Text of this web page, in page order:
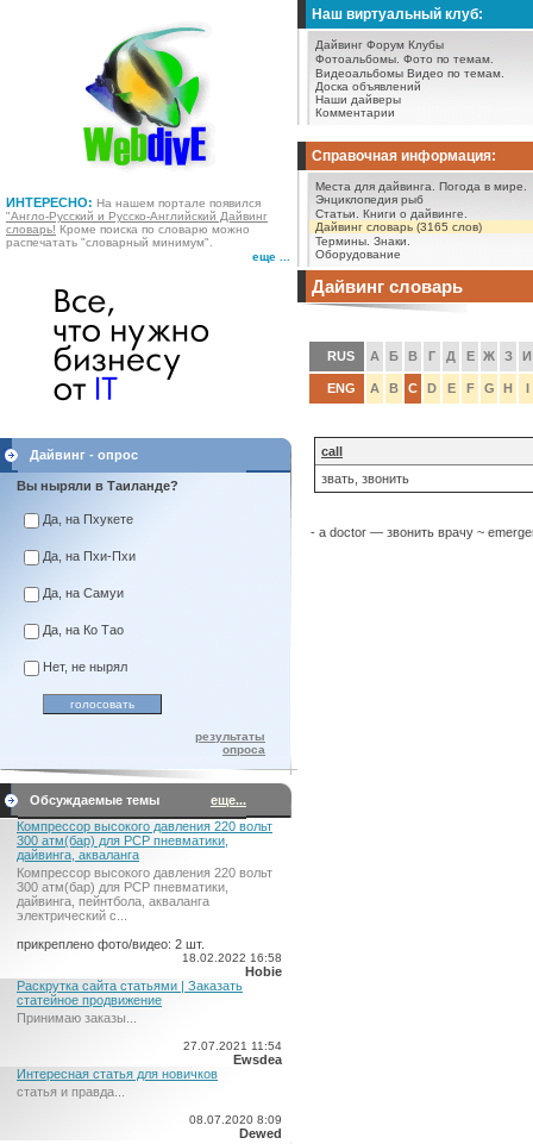
ИНТЕРЕСНО: На нашем портале появился
"Англо-Русский и Русско-Английский Дайвинг
словарь! Кроме поиска по словарю можно
распечатать "словарный минимум".
еще ...
Наш виртуальный клуб:
Дайвинг Форум Клубы
Фотоальбомы. Фото по темам.
Видеоальбомы Видео по темам.
Доска объявлений
Наши дайверы
Комментарии
Справочная информация:
Места для дайвинга.
Погода в мире.
Энциклопедия рыб
Статьи.
Книги о дайвинге.
Дайвинг словарь (3165 слов)
Термины. Знаки.
Оборудование
Дайвинг - опрос
Вы ныряли в Таиланде?
Да, на Пхукете
Да, на Пхи-Пхи
Да, на Самуи
Да, на Ко Тао
Нет, не нырял
результаты
опроса
Обсуждаемые темы
еще...
Компрессор высокого давления 220 вольт
300 атм(бар) для PCP пневматики,
дайвинга, акваланга
Компрессор высокого давления 220 вольт
300 атм(бар) для PCP пневматики,
дайвинга, пейнтбола, акваланга
электрический c...
прикреплено фото/видео: 2 шт.
18.02.2022 16:58
Hobie
Раскрутка сайта статьями | Заказать
статейное продвижение
Принимаю заказы...
27.07.2021 11:54
Ewsdea
Интересная статья для новичков
статья и правда...
08.07.2020 8:09
Dewed
Дайвинг словарь
RUS А Б В Г Д Е Ж З И
ENG A B C D E F G H I
call
звать, звонить
- a doctor — звонить врачу ~